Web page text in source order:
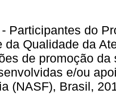
- Participantes do
da Qualidade da
de promoção
e/ou
(NASF), Brasil,